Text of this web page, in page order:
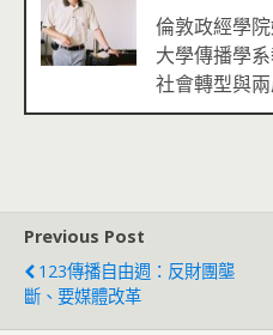
倫敦政經學
大學傳播學
社會轉型與
Previous Post
123傳播自由週：反財團壟
斷、要媒體改革